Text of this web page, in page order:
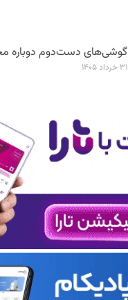
گوشی‌های دست‌دوم دوباره
۳۱ خرداد ۱۴۰۵